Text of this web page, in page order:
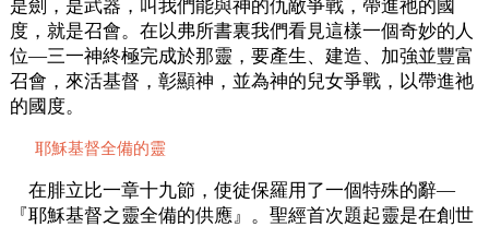
是劍，是武器，叫我們能與神的仇敵爭戰，帶進祂的國
度，就是召會。在以弗所書裏我們看見這樣一個奇妙的人
位—三一神終極完成於那靈，要產生、建造、加強並豐富
召會，來活基督，彰顯神，並為神的兒女爭戰，以帶進祂
的國度。
耶穌基督全備的靈
在腓立比一章十九節，使徒保羅用了一個特殊的辭—
『耶穌基督之靈全備的供應』。聖經首次題起靈是在創世